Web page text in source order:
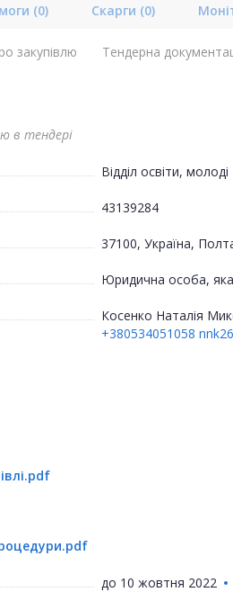
(0) Скарги (0)
закупівлю Тендерна
в тендері
Відділ освіти,
43139284
37100, Україна,
Юридична особа,
Косенко Наталія
+380534051058
до 10 жовтня 2022